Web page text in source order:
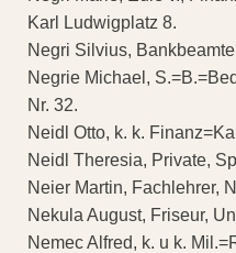
Karl Ludwigplatz 8.
Negri Silvius,
Negrie Michael,
Nr. 32.
Neidl Otto, k. k.
Neidl Theresia, Private,
Neier Martin, Fachlehrer,
Nekula August, Friseur,
Nemec Alfred, k. u k.